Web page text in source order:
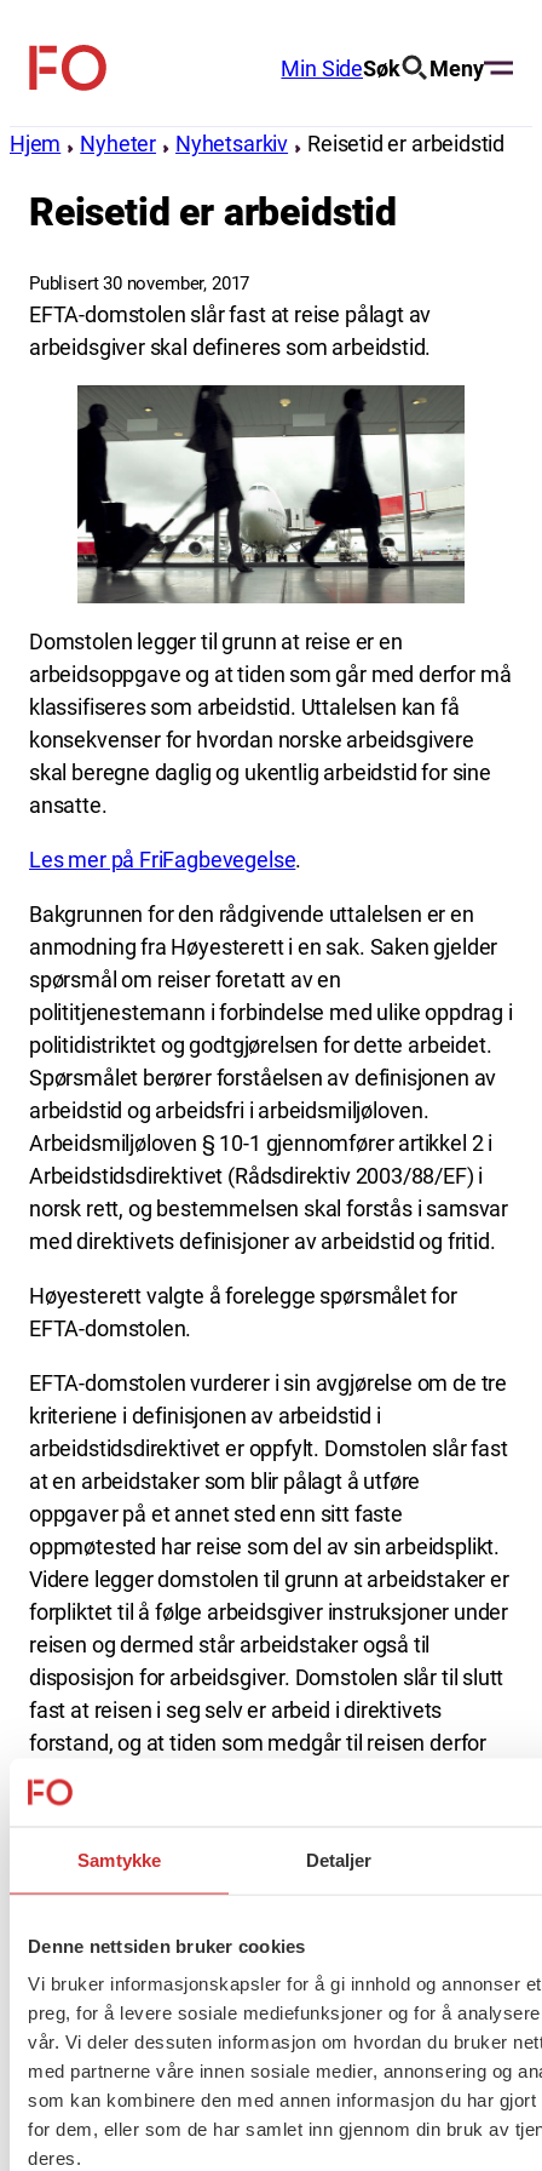
Samtykke Detaljer
Denne nettsiden bruker cookies
Vi bruker informasjonskapsler for å gi innhold og annonser
preg, for å levere sosiale mediefunksjoner og for å
vår. Vi deler dessuten informasjon om hvordan du bruker
med partnerne våre innen sosiale medier, annonsering og
som kan kombinere den med annen informasjon du har gjort
for dem, eller som de har samlet inn gjennom din bruk av
deres.
innhold
FO
Min SideSøk Meny
Hjem Nyheter Nyhetsarkiv Reisetid er arbeidstid
Reisetid er arbeidstid
Publisert 30 november, 2017
EFTA-domstolen slår fast at reise pålagt av
arbeidsgiver skal defineres som arbeidstid.
Domstolen legger til grunn at reise er en
arbeidsoppgave og at tiden som går med derfor må
klassifiseres som arbeidstid. Uttalelsen kan få
konsekvenser for hvordan norske arbeidsgivere
skal beregne daglig og ukentlig arbeidstid for sine
ansatte.
Les mer på FriFagbevegelse.
Bakgrunnen for den rådgivende uttalelsen er en
anmodning fra Høyesterett i en sak. Saken gjelder
spørsmål om reiser foretatt av en
polititjenestemann i forbindelse med ulike oppdrag i
politidistriktet og godtgjørelsen for dette arbeidet.
Spørsmålet berører forståelsen av definisjonen av
arbeidstid og arbeidsfri i arbeidsmiljøloven.
Arbeidsmiljøloven § 10-1 gjennomfører artikkel 2 i
Arbeidstidsdirektivet (Rådsdirektiv 2003/88/EF) i
norsk rett, og bestemmelsen skal forstås i samsvar
med direktivets definisjoner av arbeidstid og fritid.
Høyesterett valgte å forelegge spørsmålet for
EFTA-domstolen.
EFTA-domstolen vurderer i sin avgjørelse om de tre
kriteriene i definisjonen av arbeidstid i
arbeidstidsdirektivet er oppfylt. Domstolen slår fast
at en arbeidstaker som blir pålagt å utføre
oppgaver på et annet sted enn sitt faste
oppmøtested har reise som del av sin arbeidsplikt.
Videre legger domstolen til grunn at arbeidstaker er
forpliktet til å følge arbeidsgiver instruksjoner under
reisen og dermed står arbeidstaker også til
disposisjon for arbeidsgiver. Domstolen slår til slutt
fast at reisen i seg selv er arbeid i direktivets
forstand, og at tiden som medgår til reisen derfor
må klassifiseres som arbeidstid.
betydning for hvilket vern arbeidsmiljøloven gir
arbeidstakerne. Saken har derfor betydning utover
Høyesterett.
EFTA-domstolens konklusjoner om hvordan EU-
regler skal forstås er ikke bindende for norske
domstoler, men legges vanligvis til grunn uten
videre. Saken er etter EFTA-domstolens uttalelse
tilbake i Høyesterett som ennå ikke har fastsatt